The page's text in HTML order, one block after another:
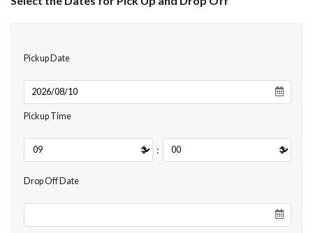
Pickup Date
Pickup Time
:
Drop Off Date